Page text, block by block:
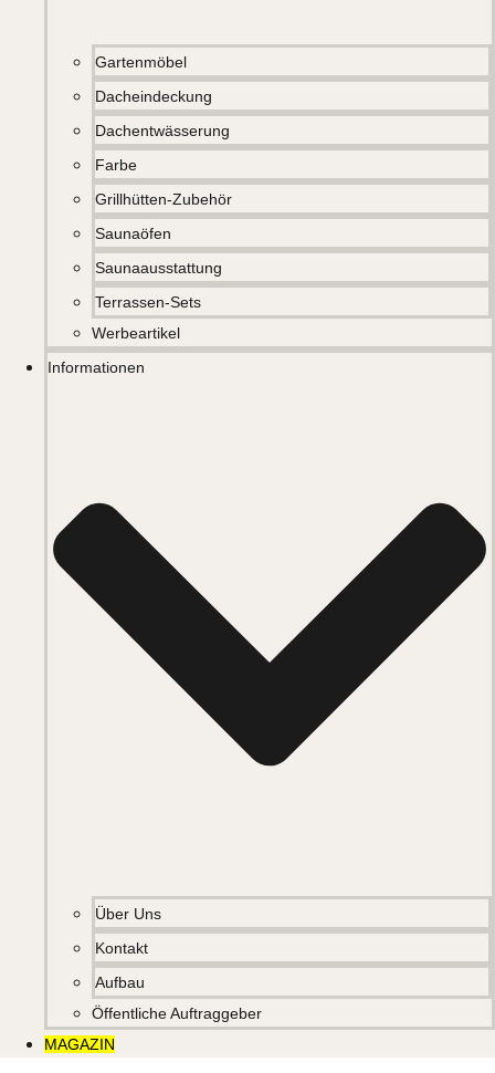
Gartenmöbel
Dacheindeckung
Dachentwässerung
Farbe
Grillhütten-Zubehör
Saunaöfen
Saunaausstattung
Terrassen-Sets
Werbeartikel
Informationen
Über Uns
Kontakt
Aufbau
Öffentliche Auftraggeber
MAGAZIN